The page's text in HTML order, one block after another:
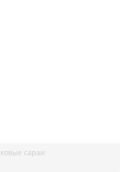
сараи